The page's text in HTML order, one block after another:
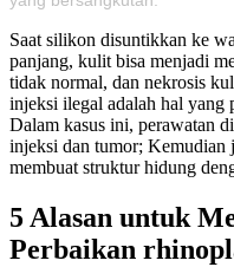
Saat silikon disuntikkan ke
panjang, kulit bisa menjadi
tidak normal, dan nekrosis
injeksi ilegal adalah hal
Dalam kasus ini, perawatan
injeksi dan tumor; Kemudian
membuat struktur hidung
5 Alasan untuk
Perbaikan